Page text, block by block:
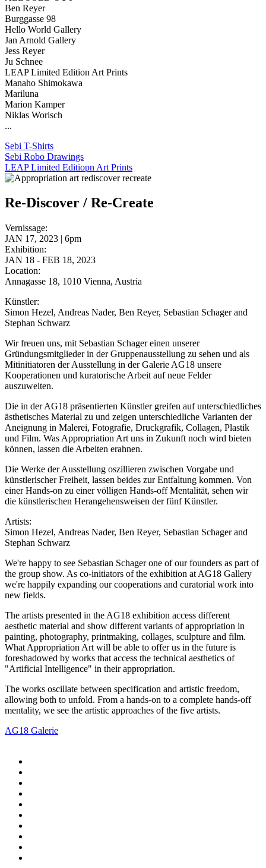
Ben Reyer
Burggasse 98
Hello World Gallery
Jan Arnold Gallery
Jess Reyer
Ju Schnee
LEAP Limited Edition Art Prints
Manaho Shimokawa
Mariluna
Marion Kamper
Niklas Worisch
...
Sebi T-Shirts
Sebi Robo Drawings
LEAP Limited Editiopn Art Prints
Re-Discover / Re-Create
Vernissage:
JAN 17, 2023 | 6pm
Exhibition:
JAN 18 - FEB 18, 2023
Location:
Annagasse 18, 1010 Vienna, Austria
Künstler:
Simon Hezel, Andreas Nader, Ben Reyer, Sebastian Schager and
Stephan Schwarz
Wir freuen uns, mit Sebastian Schager einen unserer
Gründungsmitglieder in der Gruppenausstellung zu sehen und als
Mitinitiatoren der Ausstellung in der Galerie AG18 unsere
Kooperationen und kuratorische Arbeit auf neue Felder
auszuweiten.
Die in der AG18 präsentierten Künstler greifen auf unterschiedliches
ästhetisches Material zu und zeigen unterschiedliche Varianten der
Aneignung in Malerei, Fotografie, Druckgrafik, Collagen, Plastik
und Film. Was Appropriation Art uns in Zukunft noch wird bieten
können, lassen die Arbeiten erahnen.
Die Werke der Ausstellung oszillieren zwischen Vorgabe und
künstlerischer Freiheit, lassen beides zur Entfaltung kommen. Von
einer Hands-on zu einer völligen Hands-off Mentalität, sehen wir
die künstlerischen Herangehensweisen der fünf Künstler.
Artists:
Simon Hezel, Andreas Nader, Ben Reyer, Sebastian Schager and
Stephan Schwarz
We're happy to see Sebastian Schager one of our founders as part of
the group show. As co-initiators of the exhibition at AG18 Gallery
we're happily expanding our cooperations and curatorial work into
new fields.
The artists presented in the AG18 exhibition access different
aesthetic material and show different variants of appropriation in
painting, photography, printmaking, collages, sculpture and film.
What Appropriation Art will be able to offer us in the future is
foreshadowed by works that access the technical aesthetics of
"Artificial Intelligence" in their appropriation.
The works oscillate between specification and artistic freedom,
allowing both to unfold. From a hands-on to a complete hands-off
mentality, we see the artistic approaches of the five artists.
AG18 Galerie